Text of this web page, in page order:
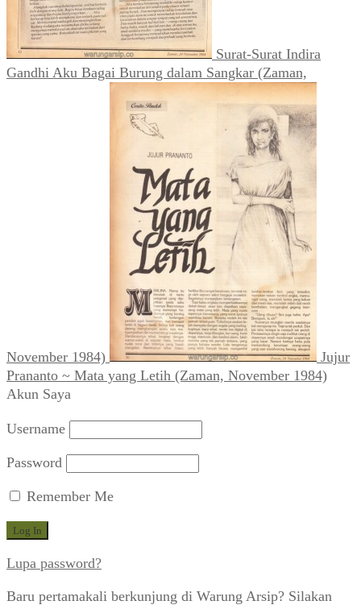
Surat-Surat Indira
Gandhi Aku Bagai Burung dalam Sangkar (Zaman,
November 1984)
Jujur
Prananto ~ Mata yang Letih (Zaman, November 1984)
Akun Saya
Username
Password
Remember Me
Lupa password?
Baru pertamakali berkunjung di Warung Arsip? Silakan